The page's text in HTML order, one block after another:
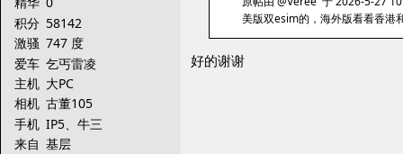
积分 58142
激骚 747 度
爱车 乞丐雷凌
主机 大PC
相机 古董105
手机 IP5、牛三
来自 基层
美版双esim的，海外版看看香港
好的谢谢